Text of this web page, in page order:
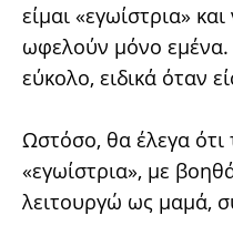
είμαι «εγωίστρια»
ωφελούν μόνο εμένα.
εύκολο, ειδικά όταν
Ωστόσο, θα έλεγα ότι
«εγωίστρια», με
λειτουργώ ως μαμά,